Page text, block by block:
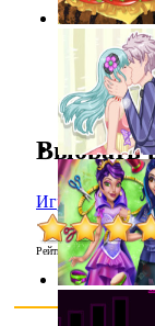
Выбрать
Играть в
Рейтинг :3.9/29